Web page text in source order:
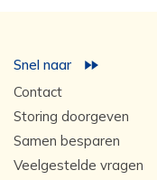
Snel naar
Contact
Storing doorgeven
Samen besparen
Veelgestelde vragen